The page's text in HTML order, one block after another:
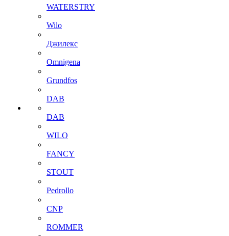
WATERSTRY
Wilo
Джилекс
Omnigena
Grundfos
DAB
DAB
WILO
FANCY
STOUT
Pedrollo
CNP
ROMMER